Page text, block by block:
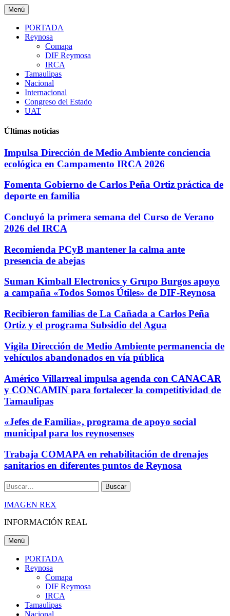
Saltar
al
contenido
Menú
PORTADA
Reynosa
Comapa
DIF Reymosa
IRCA
Tamaulipas
Nacional
Internacional
Congreso del Estado
UAT
Últimas noticias
Impulsa Dirección de Medio Ambiente conciencia
ecológica en Campamento IRCA 2026
Fomenta Gobierno de Carlos Peña Ortiz práctica de
deporte en familia
Concluyó la primera semana del Curso de Verano
2026 del IRCA
Recomienda PCyB mantener la calma ante
presencia de abejas
Suman Kimball Electronics y Grupo Burgos apoyo
a campaña «Todos Somos Útiles» de DIF-Reynosa
Recibieron familias de La Cañada a Carlos Peña
Ortiz y el programa Subsidio del Agua
Vigila Dirección de Medio Ambiente permanencia de
vehículos abandonados en vía pública
Américo Villarreal impulsa agenda con CANACAR
y CONCAMIN para fortalecer la competitividad de
Tamaulipas
«Jefes de Familia», programa de apoyo social
municipal para los reynosenses
Trabaja COMAPA en rehabilitación de drenajes
sanitarios en diferentes puntos de Reynosa
Buscar
IMAGEN REX
INFORMACIÓN REAL
Menú
PORTADA
Reynosa
Comapa
DIF Reymosa
IRCA
Tamaulipas
Nacional